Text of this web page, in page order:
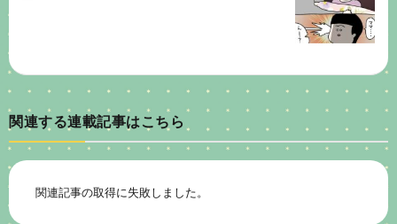
関連する連載記事はこちら
関連記事の取得に失敗しました。